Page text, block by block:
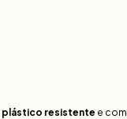
plástico resistente e com